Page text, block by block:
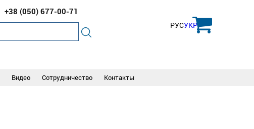
Видео Сотрудничество Контакты
+38 (050) 677-00-71
РУСУКР